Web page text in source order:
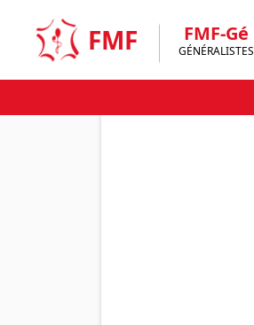
content
FMF FMF-Gé
GÉNÉRALISTES